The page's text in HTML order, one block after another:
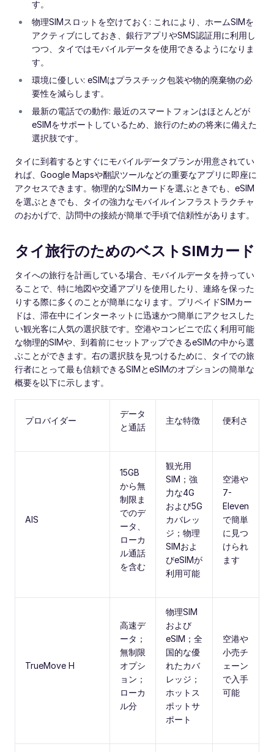
す。
物理SIMスロットを空けておく: これにより、ホームSIMを
アクティブにしておき、銀行アプリやSMS認証用に利用し
つつ、タイではモバイルデータを使用できるようになりま
す。
環境に優しい: eSIMはプラスチック包装や物的廃棄物の必
要性を減らします。
最新の電話での動作: 最近のスマートフォンはほとんどが
eSIMをサポートしているため、旅行のための将来に備えた
選択肢です。
タイに到着するとすぐにモバイルデータプランが用意されてい
れば、Google Mapsや翻訳ツールなどの重要なアプリに即座に
アクセスできます。物理的なSIMカードを選ぶときでも、eSIM
を選ぶときでも、タイの強力なモバイルインフラストラクチャ
のおかげで、訪問中の接続が簡単で手頃で信頼性があります。
タイ旅行のためのベストSIMカード
タイへの旅行を計画している場合、モバイルデータを持ってい
ることで、特に地図や交通アプリを使用したり、連絡を保った
りする際に多くのことが簡単になります。プリペイドSIMカー
ドは、滞在中にインターネットに迅速かつ簡単にアクセスした
い観光客に人気の選択肢です。空港やコンビニで広く利用可能
な物理的SIMや、到着前にセットアップできるeSIMの中から選
ぶことができます。右の選択肢を見つけるために、タイでの旅
行者にとって最も信頼できるSIMとeSIMのオプションの簡単な
概要を以下に示します。
プロバイダー
データ
と通話
主な特徴 便利さ
AIS
15GB
から無
制限ま
でのデ
ータ、
ローカ
ル通話
を含む
観光用
SIM；強
力な4G
および5G
カバレッ
ジ；物理
SIMおよ
びeSIMが
利用可能
空港や
7-
Eleven
で簡単
に見つ
けられ
ます
TrueMove H
高速デ
ータ；
無制限
オプシ
ョン；
ローカ
ル分
物理SIM
および
eSIM；全
国的な優
れたカバ
レッジ；
ホットス
ポットサ
ポート
空港や
小売チ
ェーン
で入手
可能